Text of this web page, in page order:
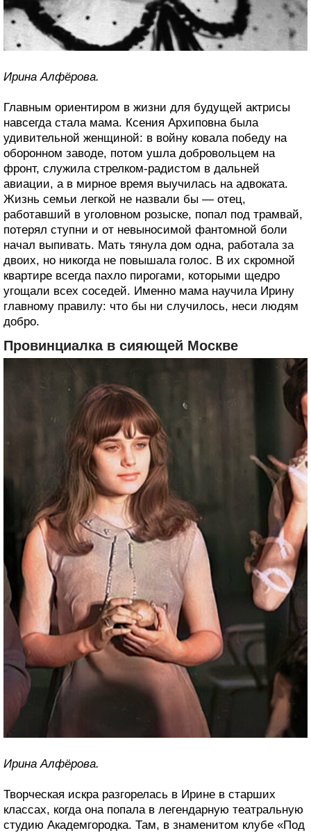
Ирина Алфёрова.
Главным ориентиром в жизни для будущей актрисы
навсегда стала мама. Ксения Архиповна была
удивительной женщиной: в войну ковала победу на
оборонном заводе, потом ушла добровольцем на
фронт, служила стрелком-радистом в дальней
авиации, а в мирное время выучилась на адвоката.
Жизнь семьи легкой не назвали бы — отец,
работавший в уголовном розыске, попал под трамвай,
потерял ступни и от невыносимой фантомной боли
начал выпивать. Мать тянула дом одна, работала за
двоих, но никогда не повышала голос. В их скромной
квартире всегда пахло пирогами, которыми щедро
угощали всех соседей. Именно мама научила Ирину
главному правилу: что бы ни случилось, неси людям
добро.
Провинциалка в сияющей Москве
Ирина Алфёрова.
Творческая искра разгорелась в Ирине в старших
классах, когда она попала в легендарную театральную
студию Академгородка. Там, в знаменитом клубе «Под